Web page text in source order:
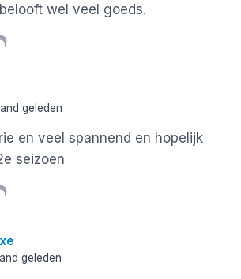
wel veel goeds.
geleden
en veel spannend en hopelijk
seizoen
geleden